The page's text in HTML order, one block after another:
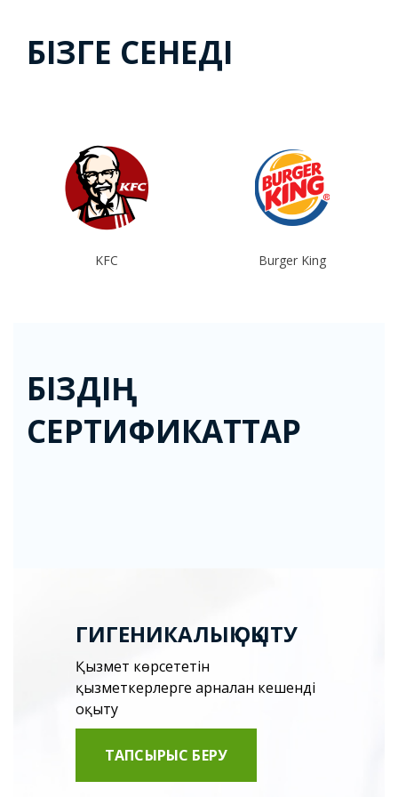
БІЗГЕ СЕНЕДІ
KFC Burger King
БІЗДІҢ
СЕРТИФИКАТТАР
ГИГЕНИКАЛЫҚ ОҚЫТУ
Қызмет көрсететін
қызметкерлерге арналған кешенді
оқыту
ТАПСЫРЫС БЕРУ